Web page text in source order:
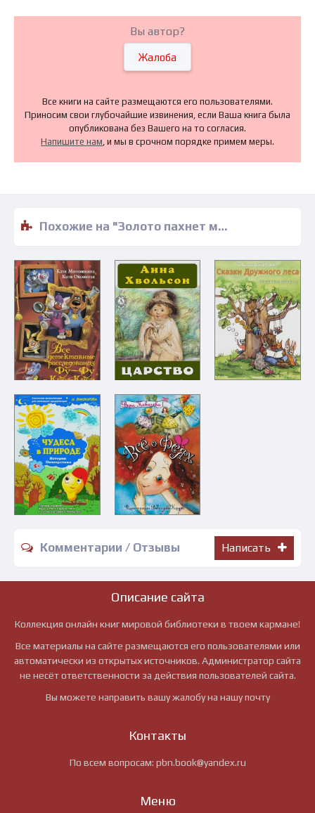
Вы автор?
Жалоба
Все книги на сайте размещаются его пользователями.
Приносим свои глубочайшие извинения, если Ваша книга была
опубликована без Вашего на то согласия.
Напишите нам , и мы в срочном порядке примем меры.
Похожие на "Золото пахнет мёдом и перцем - Евгений Енин" книги читать бесплатно полные версии
Комментарии / Отзывы Написать
Описание сайта
Коллекция онлайн книг мировой библиотеки в твоем кармане!
Все материалы на сайте размещаются его пользователями или
автоматически из открытых источников. Администратор сайта
не несёт ответственности за действия пользователей сайта.
Вы можете направить вашу жалобу на нашу почту
Контакты
По всем вопросам: pbn.book@yandex.ru
Меню